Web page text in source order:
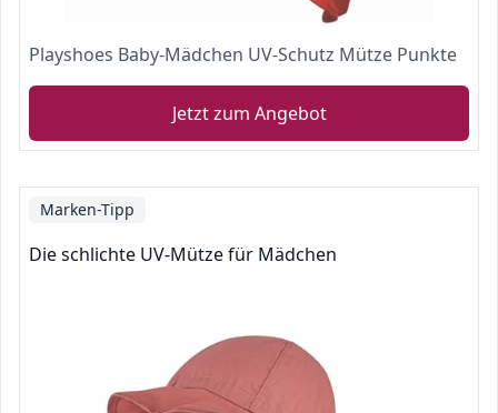
Playshoes Baby-Mädchen UV-Schutz Mütze Punkte
Jetzt zum Angebot
Marken-Tipp
Die schlichte UV-Mütze für Mädchen